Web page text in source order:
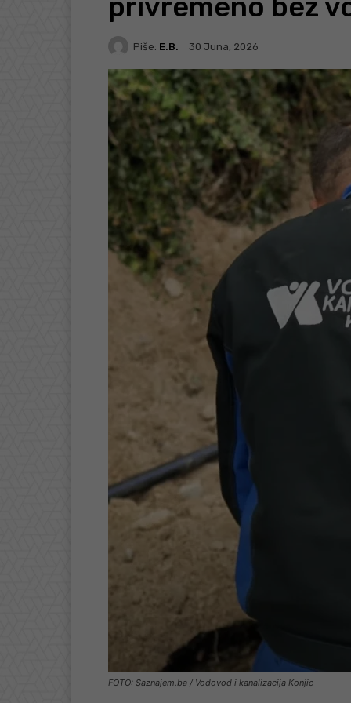
privremeno bez
Piše: E.B. 30 Juna, 2026
FOTO: Saznajem.ba / Vodovod i kanalizacija Konjic